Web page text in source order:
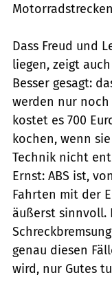
Dass Freud und
liegen, zeigt
Besser gesagt:
werden nur noch
kostet es 700
kochen, wenn
Technik nicht
Ernst: ABS ist,
Fahrten mit der
äußerst sinnvoll.
genau diesen
wird, nur Gutes